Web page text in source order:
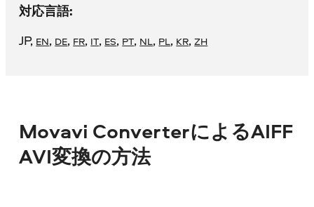
対応言語:
JP, EN, DE, FR, IT, ES, PT, NL, PL, KR,ZH
Movavi ConverterによるAIFF
AVI変換の方法